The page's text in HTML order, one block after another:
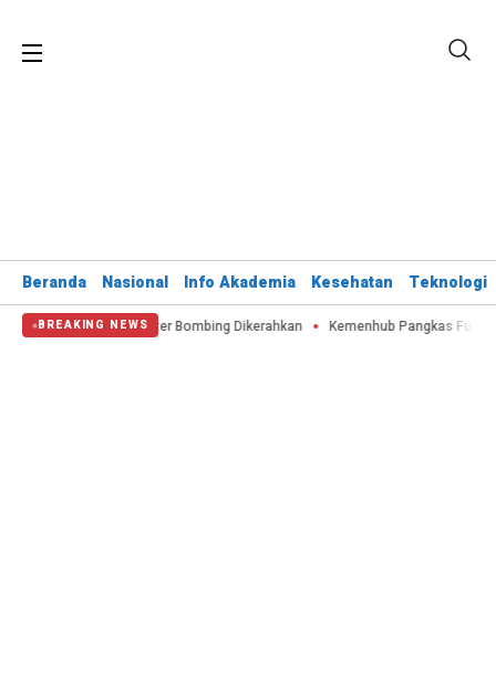
Beranda Nasional Info Akademia Kesehatan Teknologi
BREAKING NEWS
Water Bombing Dikerahkan Kemenhub Pangkas Fuel Surcharge